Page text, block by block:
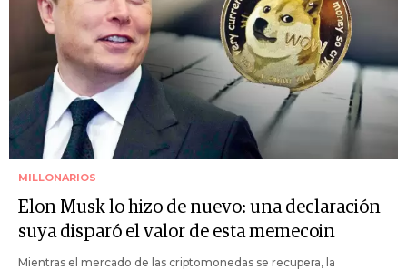
MILLONARIOS
Elon Musk lo hizo de nuevo: una declaración
suya disparó el valor de esta memecoin
Mientras el mercado de las criptomonedas se recupera, la